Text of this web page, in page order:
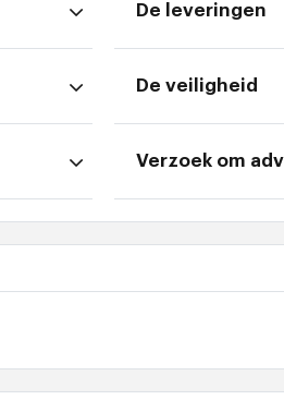
De leveringen
De veiligheid
Verzoek om